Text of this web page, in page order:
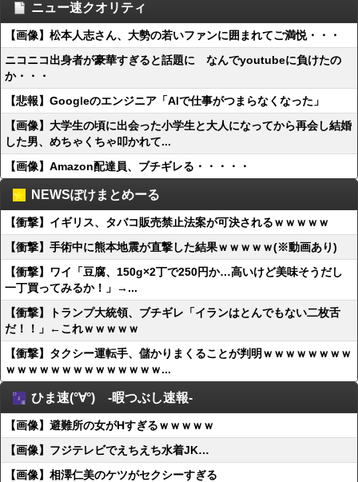
ニュー速クオリティ
【画像】松本人志さん、大勢の若いファンに囲まれてご満悦・・・
ニコニコ出身者が豪華すぎると話題に なんでyoutubeに負けたの
か・・・
【悲報】Googleのエンジニア「AIで仕事がつまらなくなった」
【画像】大学生の頃に出会った小学生と大人になってから再会し結婚
した男、めちゃくちゃ叩かれて...
【画像】Amazon配達員、ブチギレる・・・・・
NEWSぽけまとめーる
【衝撃】イギリス、タバコ販売禁止法案が可決されるｗｗｗｗｗ
【衝撃】手術中に熊本地震が直撃した結果ｗｗｗｗｗ(※動画あり)
【衝撃】ワイ「豆腐、150g×2丁で250円か…高いけど美味そうだし
一丁買ってみるか！」→...
【衝撃】トランプ大統領、ブチギレ「イランはとんでもない二枚舌
だ！！」←これｗｗｗｗｗ
【衝撃】タクシー運転手、儲かりまくることが判明ｗｗｗｗｗｗｗｗ
ｗｗｗｗｗｗｗｗｗｗｗｗｗｗ...
ひま速(°∀°) -暇つぶし速報-
【画像】避難所の女がHすぎるｗｗｗｗｗ
【画像】フジテレビでえちえち水着JK…
【画像】相澤仁美のケツがセクシーすぎる